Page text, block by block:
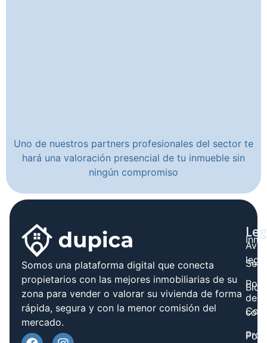
Uno de nuestros partners profesionales del sector te
hará una valoración presencial de tu inmueble sin
ningún compromiso
Somos una plataforma digital que conecta
propietarios con las mejores inmobiliarias de su
zona para vender o valorar su vivienda de forma
rápida, segura y con la menor comisión del
mercado.
Blog
legal
de